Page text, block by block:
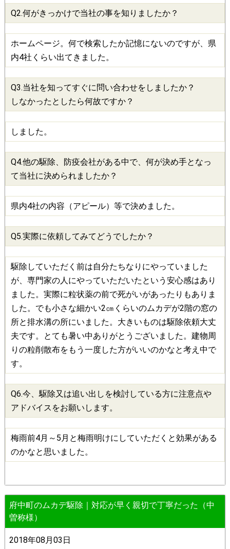
Q2.何がきっかけで当社の事を知りましたか？
ホームページ。何で検索したか記憶にないのですが、県
内4社くらい出てきました。
Q3.当社を知ってすぐに問い合わせをしましたか？
しなかったとしたら何故ですか？
しました。
Q4.他の駆除、 防疫会社がある中で、何が決め手となっ
て当社に決められましたか？
県内4社の内容（アピール）等で決めました。
Q5.実際に依頼してみてどうでしたか？
駆除していただく前は自分たちなりにやっていました
が、専門家の人にやっていただいたという安心感はあり
ました。実際に粒状薬の前で死がいがあったりもありま
した。でも小さな細かい2㎝くらいのムカデが2階の窓の
所と排水溝の所にいました。大きいものは駆除依頼大丈
夫です。とても暑い中ありがとうございました。建物周
りの粒削散布をもう一度した方がいいのかなと考え中で
す。
Q6.今、駆除又は追い出しを検討している方に注意点や
アドバイスをお願いします。
梅雨前4月～5月と梅雨明けにしていただくと効果がある
のかなと思いました。
府中町のムカデ駆除｜対応が早く親切で丁寧だった（中
曽称様）
2018年08月03日